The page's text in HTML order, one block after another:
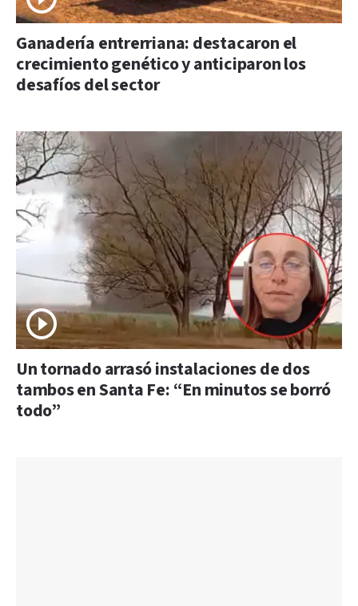
Ganadería entrerriana: destacaron el
crecimiento genético y anticiparon los
desafíos del sector
Un tornado arrasó instalaciones de dos
tambos en Santa Fe: “En minutos se borró
todo”